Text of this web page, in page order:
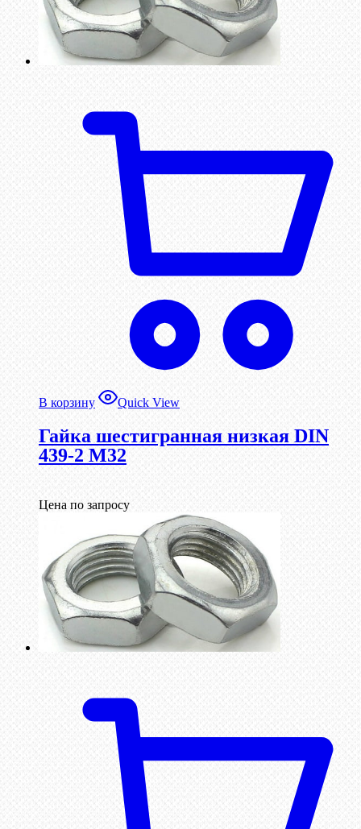
В корзину Quick View
Гайка шестигранная низкая DIN
439-2 М32
Цена по запросу